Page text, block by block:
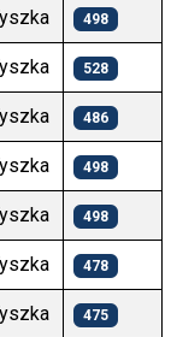
498
528
486
498
498
478
475